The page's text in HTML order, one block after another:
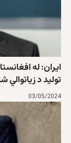
ايران: له
تولید د زیاتوالي
03/05/2024